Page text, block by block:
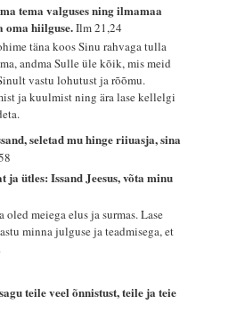
tema valguses ning ilmamaa
oma hiilguse.Ilm 21,24
täna koos Sinu rahvaga tulla
andma Sulle üle kõik, mis meid
vastu lohutust ja rõõmu.
ja kuulmist ning ära lase kellelgi
seletad mu hinge riiuasja, sina
ja ütles: Issand Jeesus, võta minu
oled meiega elus ja surmas. Lase
minna julguse ja teadmisega, et
teile veel õnnistust, teile ja teie